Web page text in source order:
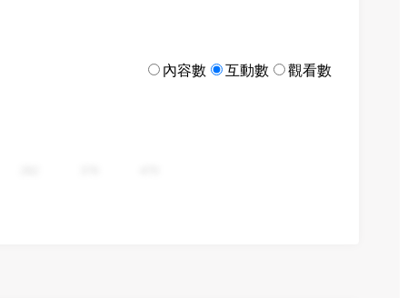
內容數 互動數 觀看數